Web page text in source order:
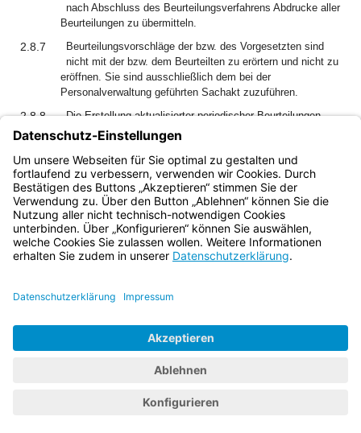
nach Abschluss des Beurteilungsverfahrens Abdrucke aller
Beurteilungen zu übermitteln.
2.8.7
Beurteilungsvorschläge der bzw. des Vorgesetzten sind
nicht mit der bzw. dem Beurteilten zu erörtern und nicht zu
eröffnen. Sie sind ausschließlich dem bei der
Personalverwaltung geführten Sachakt zuzuführen.
2.8.8
Die Erstellung aktualisierter periodischer Beurteilungen
gemäß Art. 56 Abs. 4 Satz 2 LlbG bedarf der Zustimmung
des Staatsministeriums für Gesundheit und Pflege.
Bayern.de
BayernPortal
Impressum